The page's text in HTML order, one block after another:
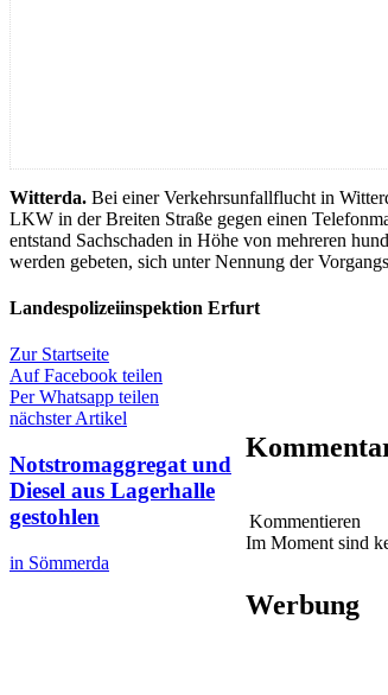
Witterda. Bei einer Verkehrsunfallflucht in
LKW in der Breiten Straße gegen einen
entstand Sachschaden in Höhe von mehreren
werden gebeten, sich unter Nennung der
Landespolizeiinspektion Erfurt
Zur Startseite
Auf Facebook teilen
Per Whatsapp teilen
nächster Artikel
Notstromaggregat und
Diesel aus Lagerhalle
gestohlen
in Sömmerda
Kommentieren
Im Moment sind
Werbung